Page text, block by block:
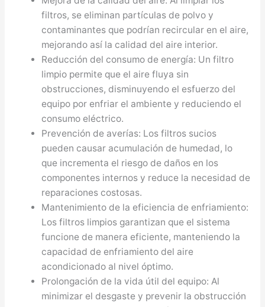
filtros, se eliminan partículas de polvo y
contaminantes que podrían recircular en el aire,
mejorando así la calidad del aire interior.
Reducción del consumo de energía: Un filtro
limpio permite que el aire fluya sin
obstrucciones, disminuyendo el esfuerzo del
equipo por enfriar el ambiente y reduciendo el
consumo eléctrico.
Prevención de averías: Los filtros sucios
pueden causar acumulación de humedad, lo
que incrementa el riesgo de daños en los
componentes internos y reduce la necesidad de
reparaciones costosas.
Mantenimiento de la eficiencia de enfriamiento:
Los filtros limpios garantizan que el sistema
funcione de manera eficiente, manteniendo la
capacidad de enfriamiento del aire
acondicionado al nivel óptimo.
Prolongación de la vida útil del equipo: Al
minimizar el desgaste y prevenir la obstrucción